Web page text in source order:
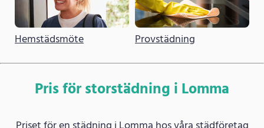
Hemstädsmöte Provstädning
Pris för storstädning i Lomma